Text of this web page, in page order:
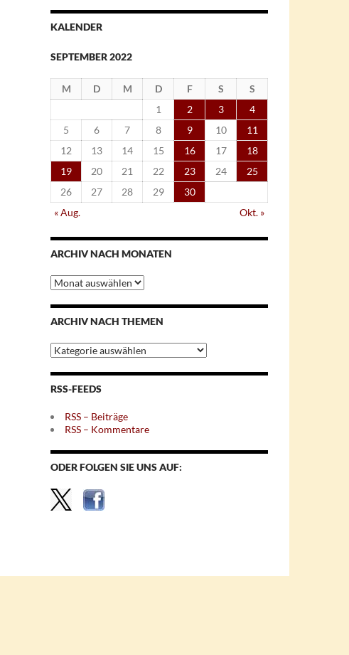
KALENDER
SEPTEMBER 2022
M D M D F S
S
1
2 3
4
5
6 7 8 9 10
11
12
13 14 15 16 17
18
19
20 21 22 23 24
25
26
27 28 29
30
« Aug.
Okt. »
ARCHIV NACH MONATEN
Archiv
nach
Monaten
ARCHIV NACH THEMEN
Archiv
nach
Themen
RSS-FEEDS
RSS – Beiträge
RSS – Kommentare
ODER FOLGEN SIE UNS AUF: